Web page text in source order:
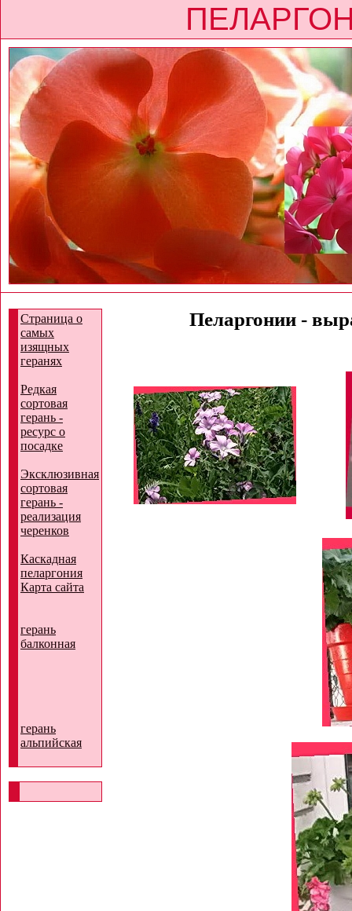
Страница о
самых
изящных
геранях
Редкая
сортовая
герань -
ресурс о
посадке
Эксклюзивная
сортовая
герань -
реализация
черенков
Каскадная
пеларгония
Карта сайта
герань
балконная
герань
альпийская
Пеларгонии -